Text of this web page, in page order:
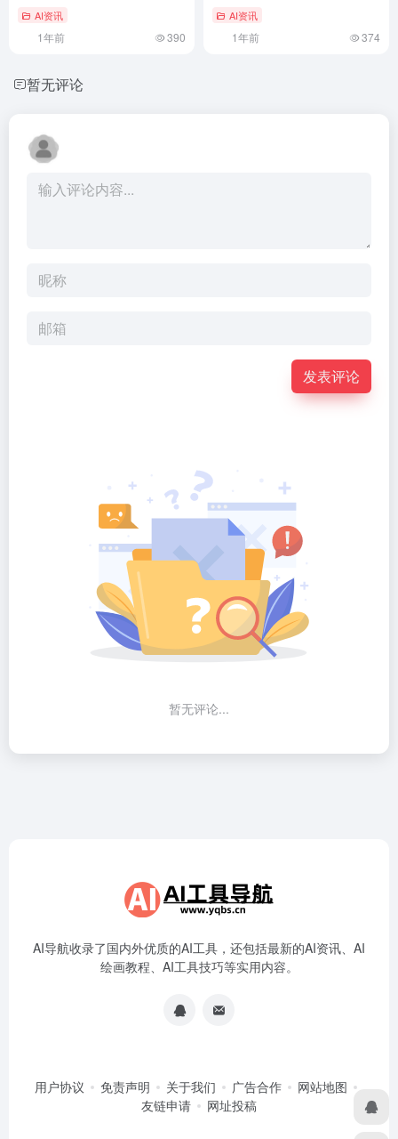
AI资讯
1年前 390
AI资讯
1年前 374
暂无评论
发表评论
暂无评论...
AI导航收录了国内外优质的AI工具，还包括最新的AI资讯、AI
绘画教程、AI工具技巧等实用内容。
用户协议 免责声明 关于我们 广告合作
网站地图
友链申请
网址投稿